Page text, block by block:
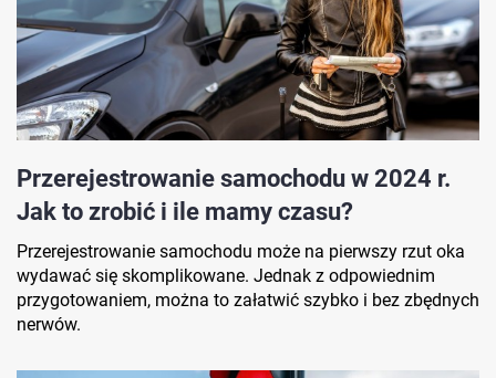
Przerejestrowanie samochodu w 2024 r.
Jak to zrobić i ile mamy czasu?
Przerejestrowanie samochodu może na pierwszy rzut oka
wydawać się skomplikowane. Jednak z odpowiednim
przygotowaniem, można to załatwić szybko i bez zbędnych
nerwów.